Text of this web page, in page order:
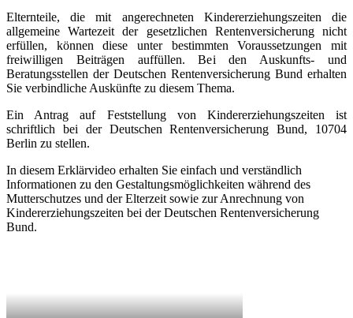
Elternteile, die mit angerechneten Kindererziehungszeiten die
allgemeine Wartezeit der gesetzlichen Rentenversicherung nicht
erfüllen, können diese unter bestimmten Voraussetzungen mit
freiwilligen Beiträgen auffüllen. Bei den Auskunfts- und
Beratungsstellen der Deutschen Rentenversicherung Bund erhalten
Sie verbindliche Auskünfte zu diesem Thema.
Ein Antrag auf Feststellung von Kindererziehungszeiten ist
schriftlich bei der Deutschen Rentenversicherung Bund, 10704
Berlin zu stellen.
In diesem Erklärvideo erhalten Sie einfach und verständlich
Informationen zu den Gestaltungsmöglichkeiten während des
Mutterschutzes und der Elterzeit sowie zur Anrechnung von
Kindererziehungszeiten bei der Deutschen Rentenversicherung
Bund.